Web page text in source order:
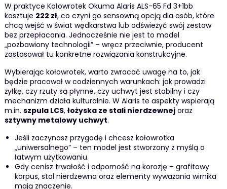
W praktyce Kołowrotek Okuma Alaris ALS-65 Fd 3+1bb
kosztuje 222 zł, co czyni go sensowną opcją dla osób, które
chcą wejść w świat wędkarstwa lub odświeżyć swój zestaw
bez przepłacania. Jednocześnie nie jest to model
„pozbawiony technologii” – wręcz przeciwnie, producent
zastosował tu konkretne rozwiązania konstrukcyjne.
Wybierając kołowrotek, warto zwracać uwagę na to, jak
będzie pracował w codziennych warunkach: jak prowadzi
żyłkę, czy rzuty są płynne, czy uchwyt jest stabilny i czy
mechanizm działa kulturalnie. W Alaris te aspekty wspierają
m.in. szpula LCS, łożyska ze stali nierdzewnejoraz
sztywny metalowy uchwyt.
Jeśli zaczynasz przygodę i chcesz kołowrotka
„uniwersalnego” – ten model jest stworzony z myślą o
łatwym użytkowaniu.
Gdy cenisz trwałość i odporność na korozję – grafitowy
korpus, stal nierdzewna oraz elementy wyważania wirnika
mają znaczenie.